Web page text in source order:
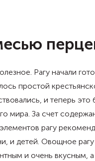
Рагу начали
простой
и теперь это
мира. За счет
рагу
и детей. Овощное
и очень вкусным, а